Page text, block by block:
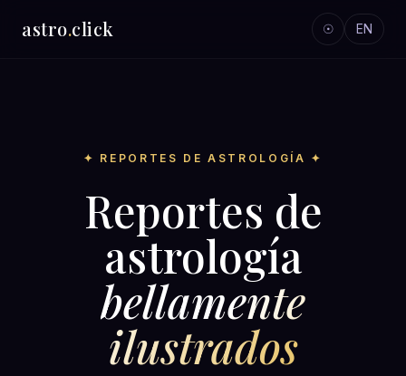
astro.click ☉ EN
✦ REPORTES DE ASTROLOGÍA ✦
Reportes de
astrología
bellamente
ilustrados